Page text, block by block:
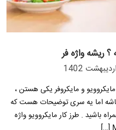
؟ ریشه واژه فر
و مایکروفر یکی هستن ،
اما یه سری توضیحات هست که
باشید . طرز کار مایکروویو واژه